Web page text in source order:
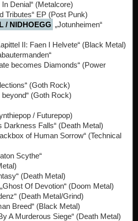
In Denial“ (Metalcore)
Tributes“ EP (Post Punk)
/ NIDHOEGG „Jotunheimen“
II: Faen I Helvete“ (Black Metal)
becomes Diamonds“ (Power
(Goth Rock)
beyond“ (Goth Rock)
/ Futurepop)
Darkness Falls“ (Death Metal)
of Human Sorrow“ (Technical
Scythe“
(Death Metal)
„Ghost Of Devotion“ (Doom Metal)
(Death Metal/Grind)
Breed“ (Black Metal)
A Murderous Siege“ (Death Metal)